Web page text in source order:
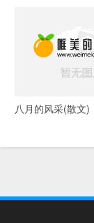
八月的风采(散文)